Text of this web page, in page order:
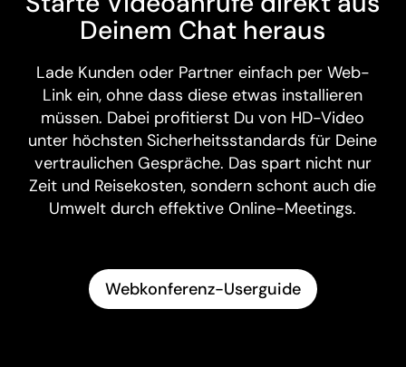
Deinem Chat heraus
Lade Kunden oder Partner einfach per Web-
Link ein, ohne dass diese etwas installieren
müssen. Dabei profitierst Du von HD-Video
unter höchsten Sicherheitsstandards für Deine
vertraulichen Gespräche. Das spart nicht nur
Zeit und Reisekosten, sondern schont auch die
Umwelt durch effektive Online-Meetings.
Webkonferenz-Userguide